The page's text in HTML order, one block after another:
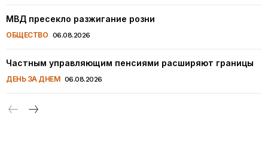
МВД пресекло разжигание розни
ОБЩЕСТВО 06.08.2026
Частным управляющим пенсиями расширяют границы
ДЕНЬ ЗА ДНЕМ 06.08.2026